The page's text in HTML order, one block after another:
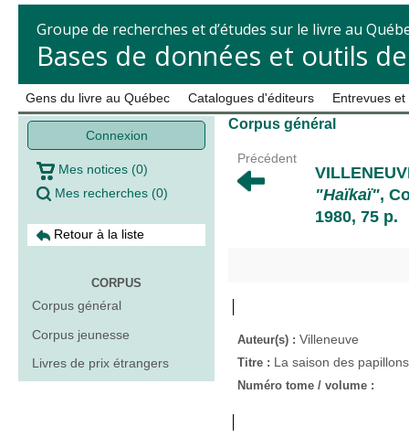
Groupe de recherches et d’études sur le livre au
Bases de données et outils
Gens du livre au Québec Catalogues d'éditeurs Entrevues
Connexion
Mes notices (0)
Mes recherches (0)
Retour à la liste
CORPUS
Corpus général
Corpus jeunesse
Livres de prix étrangers
Corpus général
Précédent
"Haïkaï",
1980, 75 p.
Auteur(s) : Villeneuve
Titre : La saison des
Numéro tome / volume :